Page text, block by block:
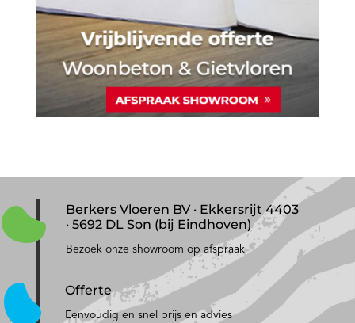
Berkers Vloeren BV · Ekkersrijt 4403
· 5692 DL Son (bij Eindhoven)
Bezoek onze showroom op afspraak
Offerte
Eenvoudig en snel prijs en advies